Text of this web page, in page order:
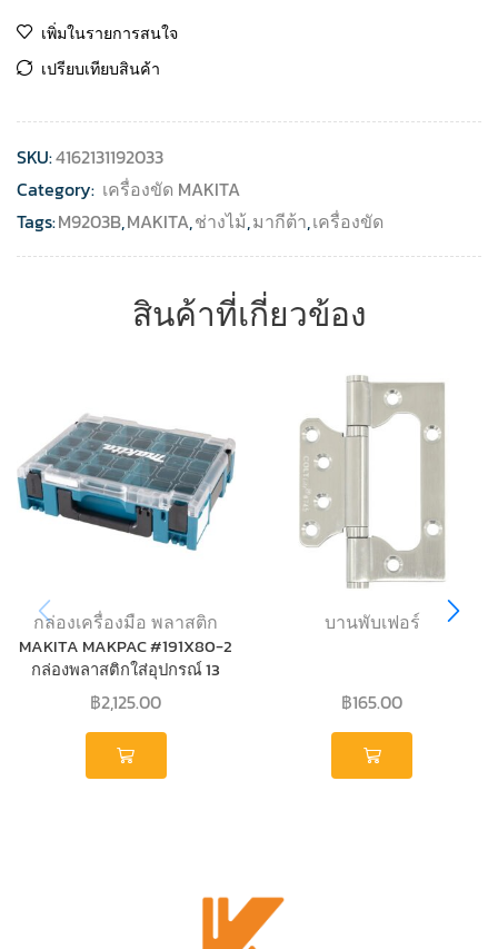
เพิ่มในรายการสนใจ
เปรียบเทียบสินค้า
SKU:4162131192033
Category: เครื่องขัด MAKITA
Tags:M9203B,MAKITA,ช่างไม้,มากีต้า,เครื่องขัด
สินค้าที่เกี่ยวข้อง
กล่องเครื่องมือ พลาสติก
MAKITA MAKPAC #191X80-2
กล่องพลาสติกใส่อุปกรณ์ 13
ช่อง
฿2,125.00
บานพับเฟอร์
฿165.00